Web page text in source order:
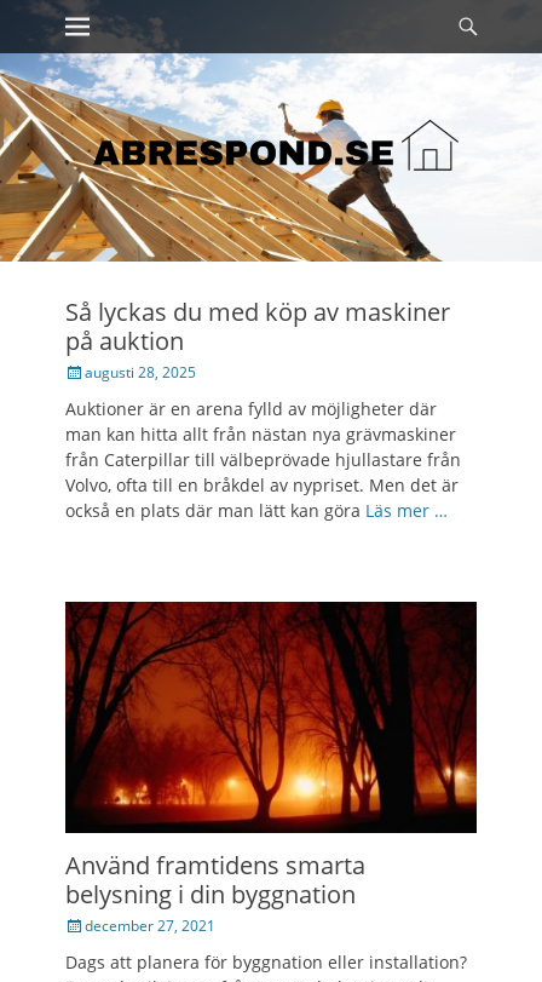
Skip
to
content
Primary Menu
Så lyckas du med köp av maskiner
på auktion
Posted
augusti 28, 2025
Auktioner är en arena fylld av möjligheter där
man kan hitta allt från nästan nya grävmaskiner
från Caterpillar till välbeprövade hjullastare från
Volvo, ofta till en bråkdel av nypriset. Men det är
också en plats där man lätt kan göra Läs mer …
Använd framtidens smarta
belysning i din byggnation
Posted
december 27, 2021
Dags att planera för byggnation eller installation?